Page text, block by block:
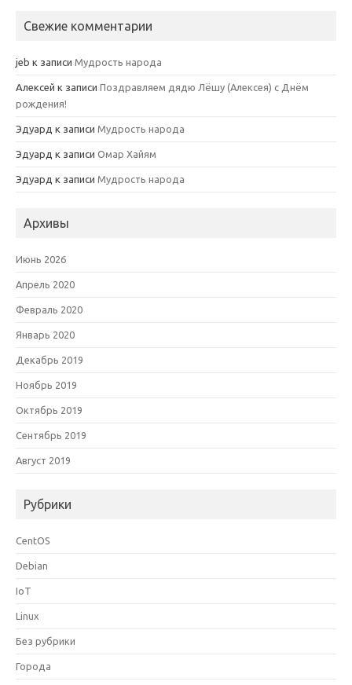
Свежие комментарии
jeb к записи Мудрость народа
Алексей к записи Поздравляем дядю Лёшу (Алексея) с Днём
рождения!
Эдуард к записи Мудрость народа
Эдуард к записи Омар Хайям
Эдуард к записи Мудрость народа
Архивы
Июнь 2026
Апрель 2020
Февраль 2020
Январь 2020
Декабрь 2019
Ноябрь 2019
Октябрь 2019
Сентябрь 2019
Август 2019
Рубрики
CentOS
Debian
IoT
Linux
Без рубрики
Города